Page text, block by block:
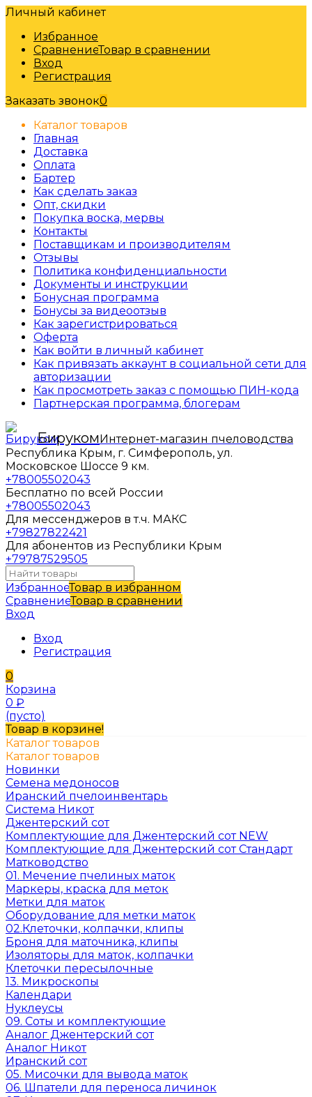
Личный кабинет
Избранное
СравнениеТовар в сравнении
Вход
Регистрация
Заказать звонок0
Каталог товаров
Главная
Доставка
Оплата
Бартер
Как сделать заказ
Опт, скидки
Покупка воска, мервы
Контакты
Поставщикам и производителям
Отзывы
Политика конфиденциальности
Документы и инструкции
Бонусная программа
Бонусы за видеоотзыв
Как зарегистрироваться
Оферта
Как войти в личный кабинет
Как привязать аккаунт в социальной сети для
авторизации
Как просмотреть заказ с помощью ПИН-кода
Партнерская программа, блогерам
БирукомИнтернет-магазин пчеловодства
Республика Крым, г. Симферополь, ул.
Московское Шоссе 9 км.
+78005502043
Бесплатно по всей России
+78005502043
Для мессенджеров в т.ч. МАКС
+79827822421
Для абонентов из Республики Крым
+79787529505
ИзбранноеТовар в избранном
СравнениеТовар в сравнении
Вход
Вход
Регистрация
0
Корзина
0 ₽
(пусто)
Товар в корзине!
Каталог товаров
Каталог товаров
Новинки
Семена медоносов
Иранский пчелоинвентарь
Система Никот
Джентерский сот
Комплектующие для Джентерский сот NEW
Комплектующие для Джентерский сот Стандарт
Матководство
01. Мечение пчелиных маток
Маркеры, краска для меток
Метки для маток
Оборудование для метки маток
02.Клеточки, колпачки, клипы
Броня для маточника, клипы
Изоляторы для маток, колпачки
Клеточки пересылочные
13. Микроскопы
Календари
Нуклеусы
09. Соты и комплектующие
Аналог Джентерский сот
Аналог Никот
Иранский сот
05. Мисочки для вывода маток
06. Шпатели для переноса личинок